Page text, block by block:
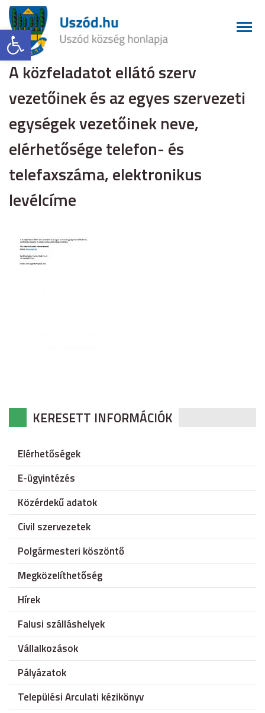
Eszköztár megnyitása
A közfeladatot ellátó szerv
vezetőinek és az egyes szervezeti
egységek vezetőinek neve,
elérhetősége telefon- és
telefaxszáma, elektronikus
levélcíme
KERESETT INFORMÁCIÓK
Elérhetőségek
E-ügyintézés
Közérdekű adatok
Civil szervezetek
Polgármesteri köszöntő
Megközelíthetőség
Hírek
Falusi szálláshelyek
Vállalkozások
Pályázatok
Települési Arculati kézikönyv